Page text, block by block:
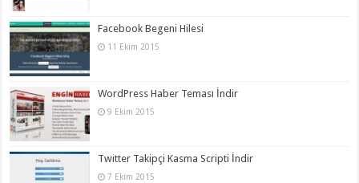
Facebook Begeni Hilesi
11 Ekim 2015
WordPress Haber Teması İndir
9 Ekim 2015
Twitter Takipçi Kasma Scripti İndir
7 Ekim 2015